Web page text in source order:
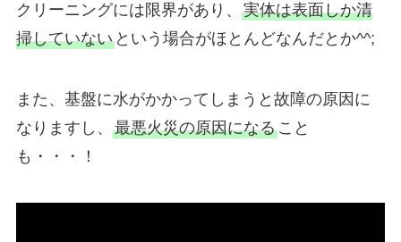
クリーニングには限界があり、 実体は表面しか清
掃していないという場合がほとんどなんだとか^^;
また、基盤に水がかかってしまうと故障の原因に
なりますし、 最悪火災の原因になること
も・・・！